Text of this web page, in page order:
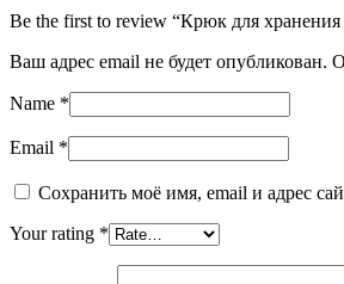
Be the first to review “Крюк для
Ваш адрес email не будет опубликован.
Name *
Email *
Сохранить моё имя, email и адрес
Your rating *